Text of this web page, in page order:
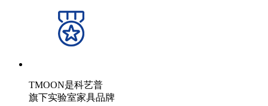
TMOON是科艺普
旗下实验室家具品牌